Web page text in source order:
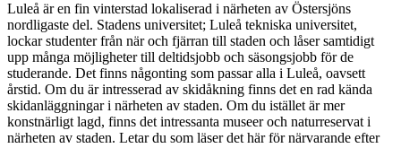
Luleå är en fin vinterstad lokaliserad i närheten av Östersjöns
nordligaste del. Stadens universitet; Luleå tekniska universitet,
lockar studenter från när och fjärran till staden och låser samtidigt
upp många möjligheter till deltidsjobb och säsongsjobb för de
studerande. Det finns någonting som passar alla i Luleå, oavsett
årstid. Om du är intresserad av skidåkning finns det en rad kända
skidanläggningar i närheten av staden. Om du istället är mer
konstnärligt lagd, finns det intressanta museer och naturreservat i
närheten av staden. Letar du som läser det här för närvarande efter